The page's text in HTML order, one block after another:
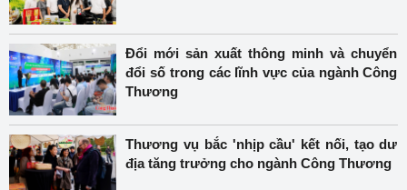
Đổi mới sản xuất thông minh và chuyển
đổi số trong các lĩnh vực của ngành Công
Thương
Thương vụ bắc 'nhịp cầu' kết nối, tạo dư
địa tăng trưởng cho ngành Công Thương